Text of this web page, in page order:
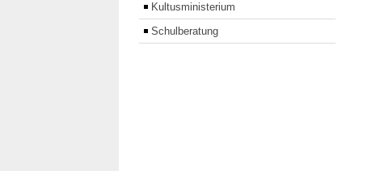
Kultusministerium
Schulberatung